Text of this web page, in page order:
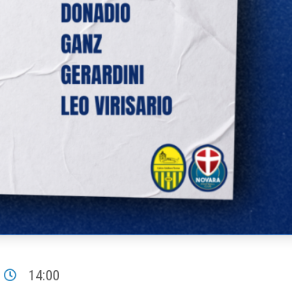
14:00